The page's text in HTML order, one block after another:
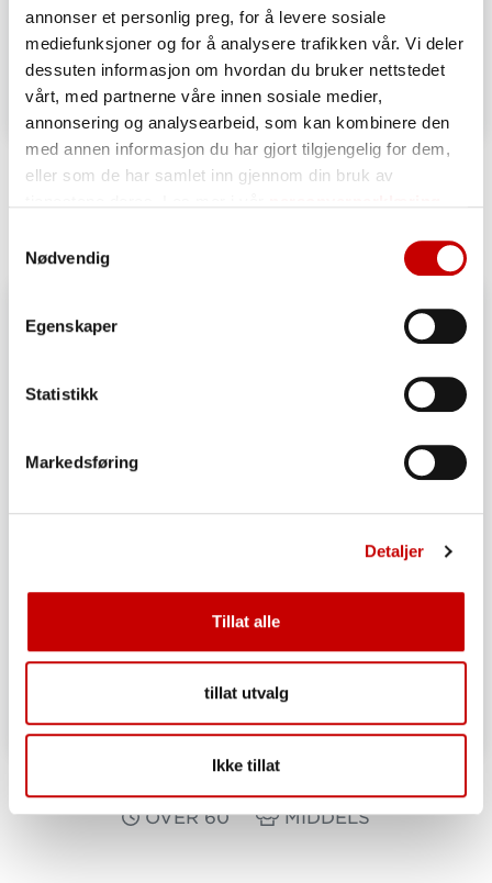
annonser et personlig preg, for å levere sosiale
mediefunksjoner og for å analysere trafikken vår. Vi deler
dessuten informasjon om hvordan du bruker nettstedet
vårt, med partnerne våre innen sosiale medier,
annonsering og analysearbeid, som kan kombinere den
med annen informasjon du har gjort tilgjengelig for dem,
eller som de har samlet inn gjennom din bruk av
Nødvendig
Egenskaper
Statistikk
Markedsføring
Detaljer
Tillat alle
tillat utvalg
Ikke tillat
Bergenske løsebrød
Grove rundstykker
OVER 60 MIDDELS